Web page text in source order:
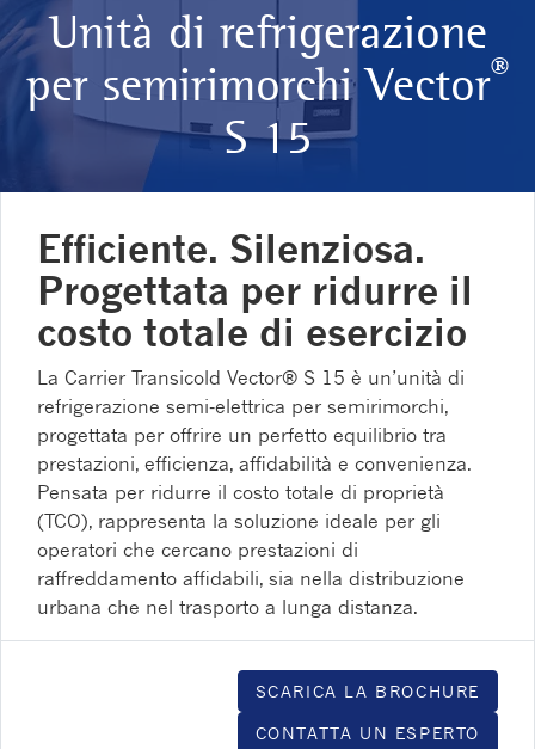
Unità di refrigerazione
per semirimorchi Vector®
S 15
Efficiente. Silenziosa.
Progettata per ridurre il
costo totale di esercizio
La Carrier Transicold Vector® S 15 è un’unità di
refrigerazione semi‑elettrica per semirimorchi,
progettata per offrire un perfetto equilibrio tra
prestazioni, efficienza, affidabilità e convenienza.
Pensata per ridurre il costo totale di proprietà
(TCO), rappresenta la soluzione ideale per gli
operatori che cercano prestazioni di
raffreddamento affidabili, sia nella distribuzione
urbana che nel trasporto a lunga distanza.
SCARICA LA BROCHURE
CONTATTA UN ESPERTO